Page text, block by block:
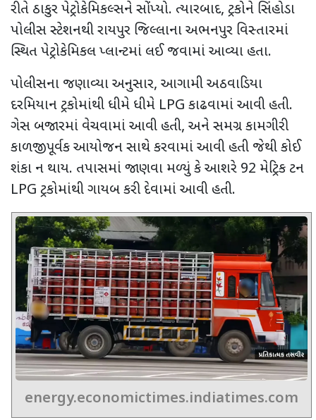
રીતે ઠાકુર પેટ્રોકેમિકલ્સને સોંપ્યો. ત્યારબાદ, ટ્રકોને સિંહોડા
પોલીસ સ્ટેશનથી રાયપુર જિલ્લાના અભનપુર વિસ્તારમાં
સ્થિત પેટ્રોકેમિકલ પ્લાન્ટમાં લઈ જવામાં આવ્યા હતા.
પોલીસના જણાવ્યા અનુસાર, આગામી અઠવાડિયા
દરમિયાન ટ્રકોમાંથી ધીમે ધીમે LPG કાઢવામાં આવી હતી.
ગેસ બજારમાં વેચવામાં આવી હતી, અને સમગ્ર કામગીરી
કાળજીપૂર્વક આયોજન સાથે કરવામાં આવી હતી જેથી કોઈ
શંકા ન થાય. તપાસમાં જાણવા મળ્યું કે આશરે 92 મેટ્રિક ટન
LPG ટ્રકોમાંથી ગાયબ કરી દેવામાં આવી હતી.
energy.economictimes.indiatimes.com